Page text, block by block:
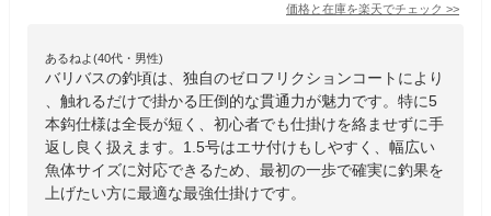
価格と在庫を楽天でチェック >>
あるねよ(40代・男性)
バリバスの釣頃は、独自のゼロフリクションコートにより
、触れるだけで掛かる圧倒的な貫通力が魅力です。特に5
本鈎仕様は全長が短く、初心者でも仕掛けを絡ませずに手
返し良く扱えます。1.5号はエサ付けもしやすく、幅広い
魚体サイズに対応できるため、最初の一歩で確実に釣果を
上げたい方に最適な最強仕掛けです。